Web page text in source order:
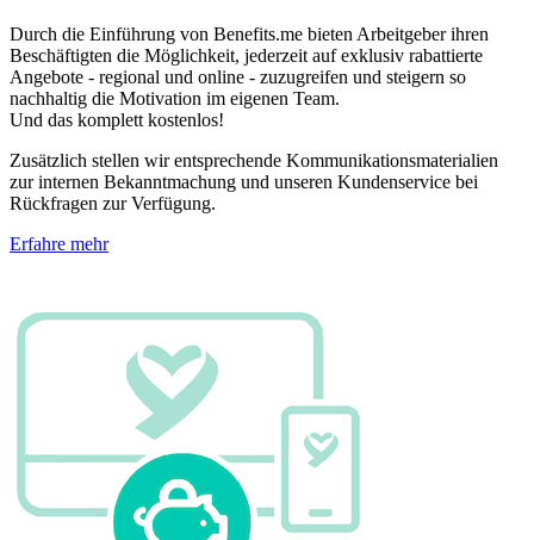
Durch die Einführung von Benefits.me bieten Arbeitgeber ihren
Beschäftigten die Möglichkeit, jederzeit auf exklusiv rabattierte
Angebote - regional und online - zuzugreifen und steigern so
nachhaltig die Motivation im eigenen Team.
Und das komplett kostenlos!
Zusätzlich stellen wir entsprechende Kommunikationsmaterialien
zur internen Bekanntmachung und unseren Kundenservice bei
Rückfragen zur Verfügung.
Erfahre mehr